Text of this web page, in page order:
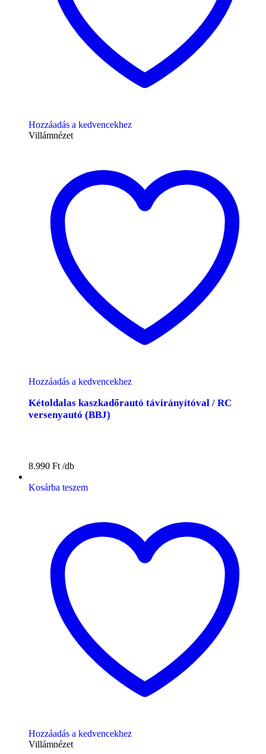
Hozzáadás a kedvencekhez
Villámnézet
Hozzáadás a kedvencekhez
Kétoldalas kaszkadőrautó távirányítóval / RC
versenyautó (BBJ)
8.990 Ft
Kosárba teszem
Hozzáadás a kedvencekhez
Villámnézet